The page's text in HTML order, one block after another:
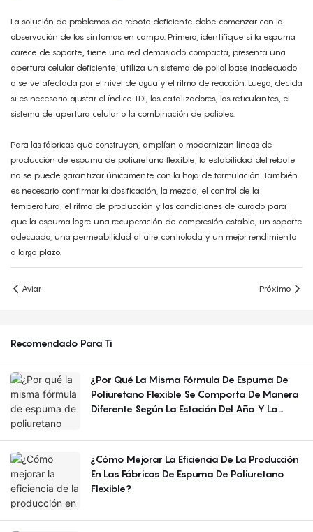
La solución de problemas de rebote deficiente debe comenzar con la
observación de los síntomas en campo. Primero, identifique si la espuma
carece de soporte, tiene una red demasiado compacta, presenta una
apertura celular deficiente, utiliza un sistema de poliol base inadecuado
o se ve afectada por el nivel de agua y el ritmo de reacción. Luego, decida
si es necesario ajustar el índice TDI, los catalizadores, los reticulantes, el
sistema de apertura celular o la combinación de polioles.
Para las fábricas que construyen, amplían o modernizan líneas de
producción de espuma de poliuretano flexible, la estabilidad del rebote
no se puede garantizar únicamente con la hoja de formulación. También
es necesario confirmar la dosificación, la mezcla, el control de la
temperatura, el ritmo de producción y las condiciones de curado para
que la espuma logre una recuperación de compresión estable, un soporte
adecuado, una permeabilidad al aire controlada y un mejor rendimiento
a largo plazo.
Aviar Próximo
Recomendado Para Ti
¿Por Qué La Misma Fórmula De Espuma De
Poliuretano Flexible Se Comporta De Manera
Diferente Según La Estación Del Año Y La
¿Cómo Mejorar La Eficiencia De La Producción
En Las Fábricas De Espuma De Poliuretano
Flexible?